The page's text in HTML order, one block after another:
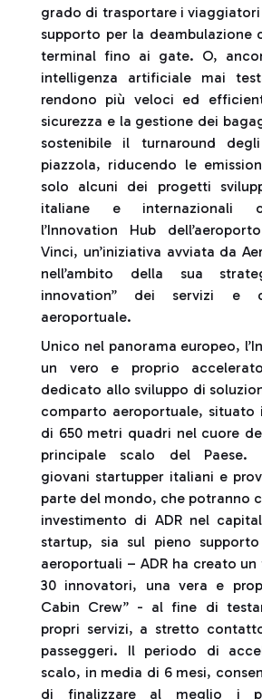
grado di trasportare i
supporto per la deambulazione
terminal fino ai gate. O,
intelligenza artificiale mai
rendono più veloci ed
sicurezza e la gestione dei
sostenibile il turnaround
piazzola, riducendo le
solo alcuni dei progetti
italiane e internazionali
l’Innovation Hub
Vinci, un’iniziativa avviata da
nell’ambito della sua
innovation” dei servizi e
aeroportuale.
Unico nel panorama europeo,
un vero e proprio
dedicato allo sviluppo di
comparto aeroportuale, situato
di 650 metri quadri nel cuore
principale scalo del Paese.
giovani startupper italiani e
parte del mondo, che potranno
investimento di ADR nel
startup, sia sul pieno
aeroportuali – ADR ha creato
30 innovatori, una vera e
Cabin Crew” - al fine di
propri servizi, a stretto
passeggeri. Il periodo di
scalo, in media di 6 mesi,
di finalizzare al meglio i